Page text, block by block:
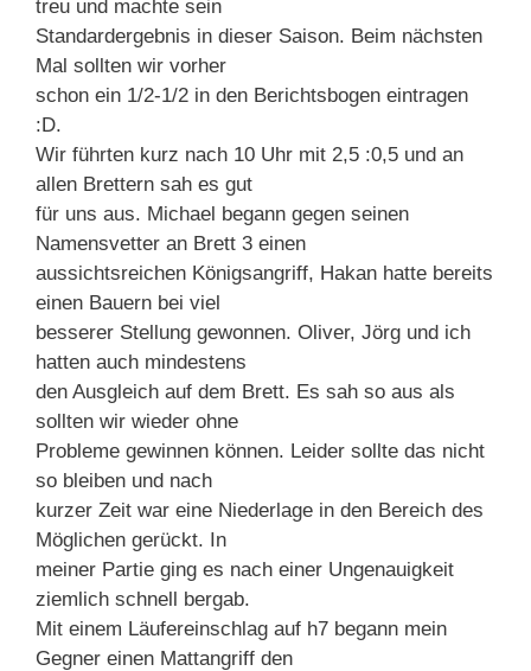
treu und machte sein
Standardergebnis in dieser Saison. Beim nächsten
Mal sollten wir vorher
schon ein 1/2-1/2 in den Berichtsbogen eintragen
:D.
Wir führten kurz nach 10 Uhr mit 2,5 :0,5 und an
allen Brettern sah es gut
für uns aus. Michael begann gegen seinen
Namensvetter an Brett 3 einen
aussichtsreichen Königsangriff, Hakan hatte bereits
einen Bauern bei viel
besserer Stellung gewonnen. Oliver, Jörg und ich
hatten auch mindestens
den Ausgleich auf dem Brett. Es sah so aus als
sollten wir wieder ohne
Probleme gewinnen können. Leider sollte das nicht
so bleiben und nach
kurzer Zeit war eine Niederlage in den Bereich des
Möglichen gerückt. In
meiner Partie ging es nach einer Ungenauigkeit
ziemlich schnell bergab.
Mit einem Läufereinschlag auf h7 begann mein
Gegner einen Mattangriff den